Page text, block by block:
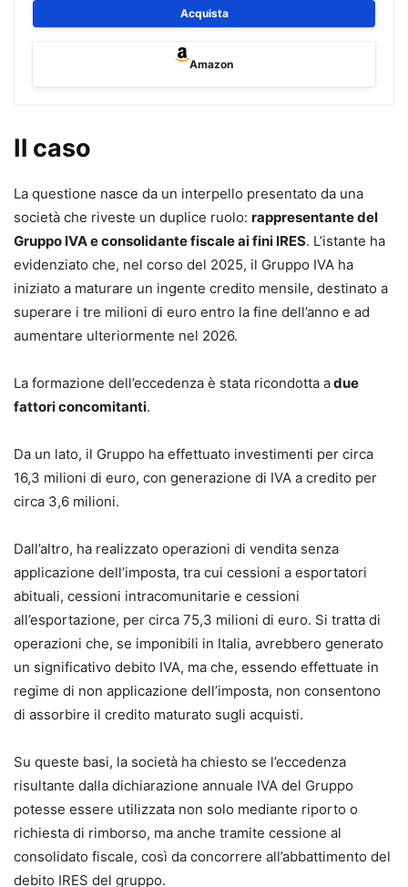
situazione compromessa.
strumenti utili per una efficace
difensive.
giurisprudenziali nazionali ed europee, analizza le
contestazioni più frequenti, i vizi degli atti impositivi, del
fermo amministrativo, dell’ipoteca e dei pignoramenti
esattoriali e le relative soluzioni, attraverso il
coordinamento della normativa speciale esattoriale alle
previsioni amministrative, agli istituti civilistici, nonché
alle norme penali (ad es. la sospensione disposta dal PM a
Al professionista viene offerto un quadro completo del suo
perimetro d’azione, con l’indicazione puntuale delle
vademecum e linee guida dei tribunali.
Leonarda D’Alonzo
Ferrara e Giudice dell’Esecuzione in esecuzioni mobiliari,
esecuzioni esattoriali mobiliari e immobiliari e
opposizione all’esecuzione nella fase cautelare.
Acquista
Amazon
Il caso
La questione nasce da un interpello presentato da una
società che riveste un duplice ruolo: rappresentante del
Gruppo IVA e consolidante fiscale ai fini IRES. L’istante ha
evidenziato che, nel corso del 2025, il Gruppo IVA ha
iniziato a maturare un ingente credito mensile, destinato a
superare i tre milioni di euro entro la fine dell’anno e ad
aumentare ulteriormente nel 2026.
La formazione dell’eccedenza è stata ricondotta adue
fattori concomitanti.
Da un lato, il Gruppo ha effettuato investimenti per circa
16,3 milioni di euro, con generazione di IVA a credito per
circa 3,6 milioni.
Dall’altro, ha realizzato operazioni di vendita senza
applicazione dell’imposta, tra cui cessioni a esportatori
abituali, cessioni intracomunitarie e cessioni
all’esportazione, per circa 75,3 milioni di euro. Si tratta di
operazioni che, se imponibili in Italia, avrebbero generato
un significativo debito IVA, ma che, essendo effettuate in
regime di non applicazione dell’imposta, non consentono
di assorbire il credito maturato sugli acquisti.
Su queste basi, la società ha chiesto se l’eccedenza
risultante dalla dichiarazione annuale IVA del Gruppo
potesse essere utilizzata non solo mediante riporto o
richiesta di rimborso, ma anche tramite cessione al
consolidato fiscale, così da concorrere all’abbattimento del
debito IRES del gruppo.